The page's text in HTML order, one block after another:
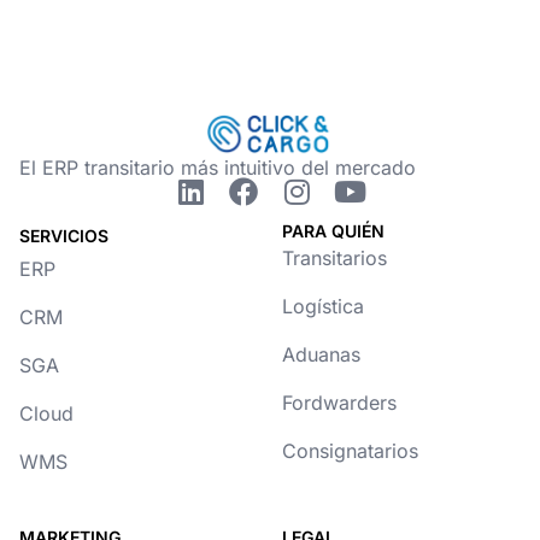
empresa transitaria es
de gran relevancia,
pues es una
herramienta esencial
para comprender cómo
operaciones de
exportación.
El ERP transitario más intuitivo del mercado
SERVICIOS
ERP
CRM
SGA
Cloud
WMS
PARA QUIÉN
Transitarios
Logística
Aduanas
Fordwarders
Consignatarios